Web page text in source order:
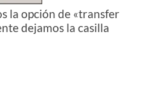
la opción de «transfer
dejamos la casilla